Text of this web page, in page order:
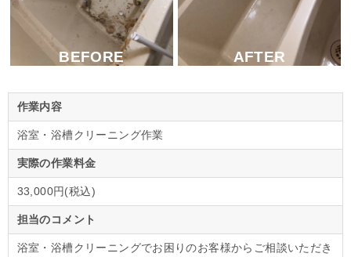
BEFORE AFTER
作業内容
浴室・浴槽クリーニング作業
実際の作業料金
33,000円(税込)
担当のコメント
浴室・浴槽クリーニングでお困りのお客様からご相談いただき